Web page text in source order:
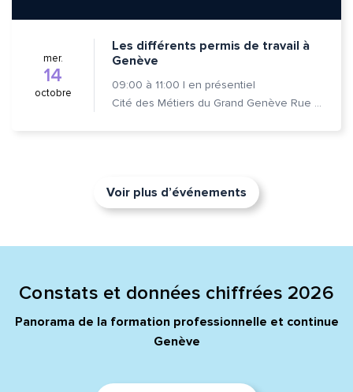
mer.
14
octobre
Les différents permis de travail à
Genève
09:00 à 11:00 | en présentiel
Cité des Métiers du Grand Genève Rue Prévost-Martin 6 1205 Genève
Voir plus d’événements
Constats et données chiffrées 2026
Panorama de la formation professionnelle et continue
Genève